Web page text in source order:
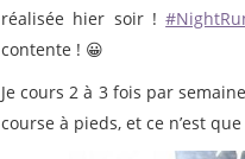
réalisée hier soir !
contente ! 😀
Je cours 2 à 3 fois par
course à pieds, et ce n’est